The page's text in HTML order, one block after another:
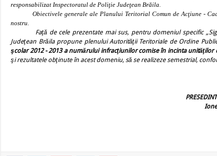
responsabilizat Inspectoratul de Poliţie Judeţean Brăila.
Obiectivele generale ale Planului Teritorial Comun de Acţiune -
nostru.
Faţă de cele prezentate mai sus, pentru domeniul specific
Judeţean Brăila propune plenului Autorităţii Teritoriale de Ordine
şcolar 2012 - 2013 a numărului infracţiunilor comise în incinta unităţilor
şi rezultatele obţinute în acest domeniu, să se realizeze semestrial,